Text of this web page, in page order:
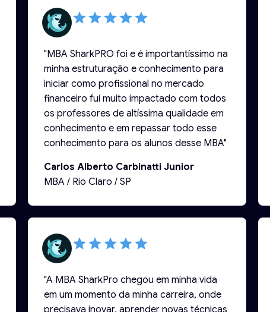
certificado, que simboliza essa jornada de
crescimento e desenvolvimento
profissional."
"MBA SharkPRO foi e é importantíssimo na
minha estruturação e conhecimento para
iniciar como profissional no mercado
financeiro fui muito impactado com todos
os professores de altíssima qualidade em
conhecimento e em repassar todo esse
conhecimento para os alunos desse MBA"
Carlos Alberto Carbinatti Junior
MBA / Rio Claro / SP
"A MBA SharkPro chegou em minha vida
em um momento da minha carreira, onde
precisava inovar, aprender novas técnicas